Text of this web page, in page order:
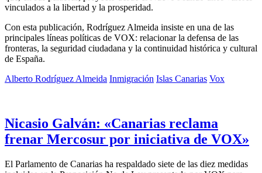
vinculados a la libertad y la prosperidad.
Con esta publicación, Rodríguez Almeida insiste en una de las
principales líneas políticas de VOX: relacionar la defensa de las
fronteras, la seguridad ciudadana y la continuidad histórica y cultural
de España.
Alberto Rodríguez Almeida Inmigración Islas Canarias Vox
Nicasio Galván: «Canarias reclama
frenar Mercosur por iniciativa de VOX»
El Parlamento de Canarias ha respaldado siete de las diez medidas